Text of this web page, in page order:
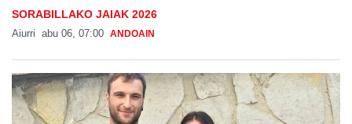
SORABILLAKO JAIAK 2026
Aiurri abu 06, 07:00 ANDOAIN